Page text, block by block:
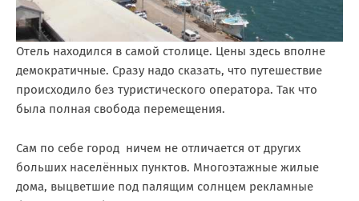
Отель находился в самой столице. Цены здесь вполне
демократичные. Сразу надо сказать, что путешествие
происходило без туристического оператора. Так что
была полная свобода перемещения.
Сам по себе город ничем не отличается от других
больших населённых пунктов. Многоэтажные жилые
дома, выцветшие под палящим солнцем рекламные